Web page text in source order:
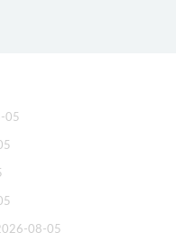
05
08-05